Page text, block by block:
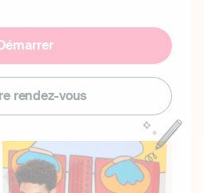
rendez-vous